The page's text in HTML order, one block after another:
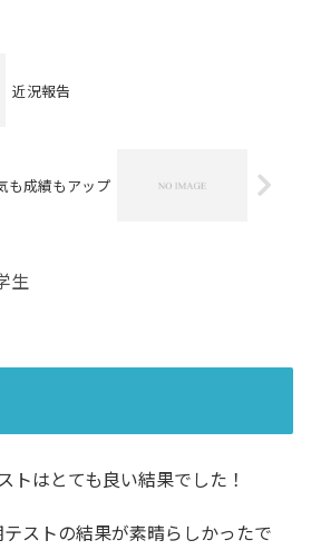
近況報告
も成績もアップ
生
トはとても良い結果でした！
ストの結果が素晴らしかったで